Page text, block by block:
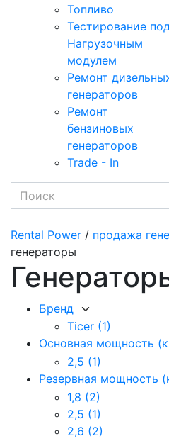
Топливо
Тестирование
Нагрузочным
модулем
Ремонт
генераторов
Ремонт
бензиновых
генераторов
Trade - In
Rental Power / продажа
генераторы
Бренд
Ticer (1)
Основная мощность
2,5 (1)
Резервная мощность
1,8 (2)
2,5 (1)
2,6 (2)